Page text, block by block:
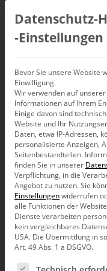
und
26. November 2019, 9:30
Datenschutz-
‑Einstellungen
Bevor Sie unsere Website
Einwilligung.
Wir verwenden auf
Informationen auf Ihrem
Einige davon sind
Website und Ihr
Daten, etwa IP-Adressen,
personalisierte Anzeigen,
Seitenbestandteilen.
finden Sie in unserer
Verpflichtung, in die
Angebot zu nutzen.Sie
Einstellungenwiderrufen
alle Funktionen der
Dienste verarbeiten
kein vergleichbares
USA. Die Übermittlung in
Art. 49 Abs. 1 a DSGVO.
Es folgt eine Liste